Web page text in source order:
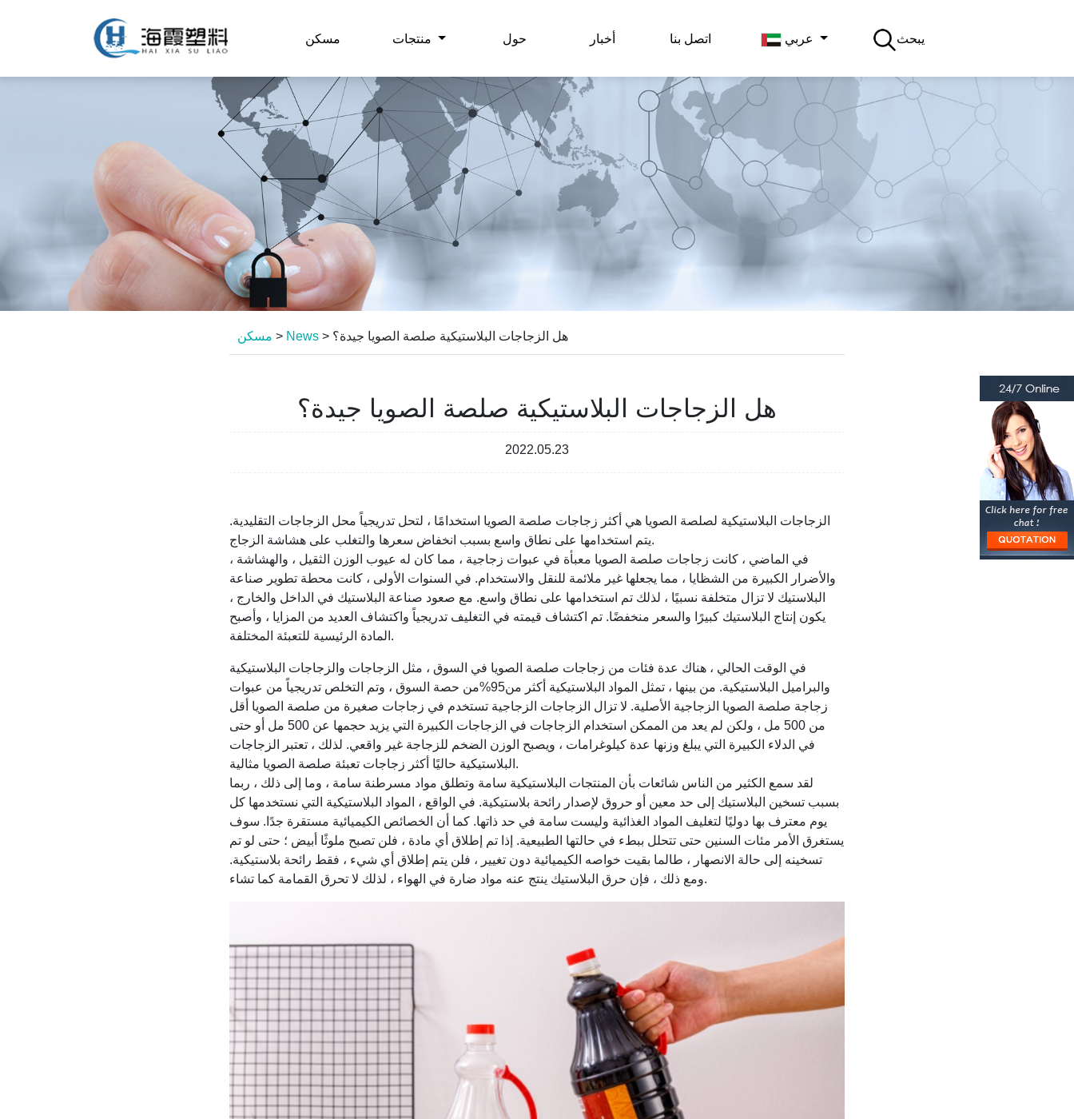
مسكن حول أخبار اتصل بنا يبحث
مسكن > News > هل الزجاجات البلاستيكية صلصة الصويا جيدة؟
هل الزجاجات البلاستيكية صلصة الصويا جيدة؟
2022.05.23
الزجاجات البلاستيكية لصلصة الصويا هي أكثر زجاجات صلصة الصويا استخدامًا ، لتحل تدريجياً محل الزجاجات التقليدية.
يتم استخدامها على نطاق واسع بسبب انخفاض سعرها والتغلب على هشاشة الزجاج.
في الماضي ، كانت زجاجات صلصة الصويا معبأة في عبوات زجاجية ، مما كان له عيوب الوزن الثقيل ، والهشاشة ،
والأضرار الكبيرة من الشظايا ، مما يجعلها غير ملائمة للنقل والاستخدام. في السنوات الأولى ، كانت محطة تطوير صناعة
البلاستيك لا تزال متخلفة نسبيًا ، لذلك تم استخدامها على نطاق واسع. مع صعود صناعة البلاستيك في الداخل والخارج ،
يكون إنتاج البلاستيك كبيرًا والسعر منخفضًا. تم اكتشاف قيمته في التغليف تدريجياً واكتشاف العديد من المزايا ، وأصبح
المادة الرئيسية للتعبئة المختلفة.
في الوقت الحالي ، هناك عدة فئات من زجاجات صلصة الصويا في السوق ، مثل الزجاجات والزجاجات البلاستيكية
والبراميل البلاستيكية. من بينها ، تمثل المواد البلاستيكية أكثر من95%من حصة السوق ، وتم التخلص تدريجياً من عبوات
زجاجة صلصة الصويا الزجاجية الأصلية. لا تزال الزجاجات الزجاجية تستخدم في زجاجات صغيرة من صلصة الصويا أقل
من 500 مل ، ولكن لم يعد من الممكن استخدام الزجاجات في الزجاجات الكبيرة التي يزيد حجمها عن 500 مل أو حتى
في الدلاء الكبيرة التي يبلغ وزنها عدة كيلوغرامات ، ويصبح الوزن الضخم للزجاجة غير واقعي. لذلك ، تعتبر الزجاجات
البلاستيكية حاليًا أكثر زجاجات تعبئة صلصة الصويا مثالية.
لقد سمع الكثير من الناس شائعات بأن المنتجات البلاستيكية سامة وتطلق مواد مسرطنة سامة ، وما إلى ذلك ، ربما
بسبب تسخين البلاستيك إلى حد معين أو حروق لإصدار رائحة بلاستيكية. في الواقع ، المواد البلاستيكية التي نستخدمها كل
يوم معترف بها دوليًا لتغليف المواد الغذائية وليست سامة في حد ذاتها. كما أن الخصائص الكيميائية مستقرة جدًا. سوف
يستغرق الأمر مئات السنين حتى تتحلل ببطء في حالتها الطبيعية. إذا تم إطلاق أي مادة ، فلن تصبح ملوثًا أبيض ؛ حتى لو تم
تسخينه إلى حالة الانصهار ، طالما بقيت خواصه الكيميائية دون تغيير ، فلن يتم إطلاق أي شيء ، فقط رائحة بلاستيكية.
ومع ذلك ، فإن حرق البلاستيك ينتج عنه مواد ضارة في الهواء ، لذلك لا تحرق القمامة كما تشاء.